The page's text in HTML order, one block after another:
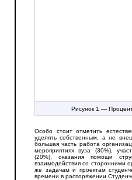
Рисунок 1 —
Особо стоит отметить
уделять собственным, а не
большая часть работа
мероприятиях вуза (30%),
(20%), оказания помощи
взаимодействия со сторонними
же задачам и проектам
времени в распоряжении